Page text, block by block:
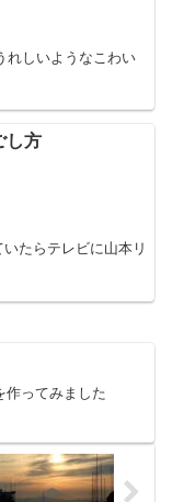
れしいようなこわい
し方
たらテレビに山本リ
作ってみました